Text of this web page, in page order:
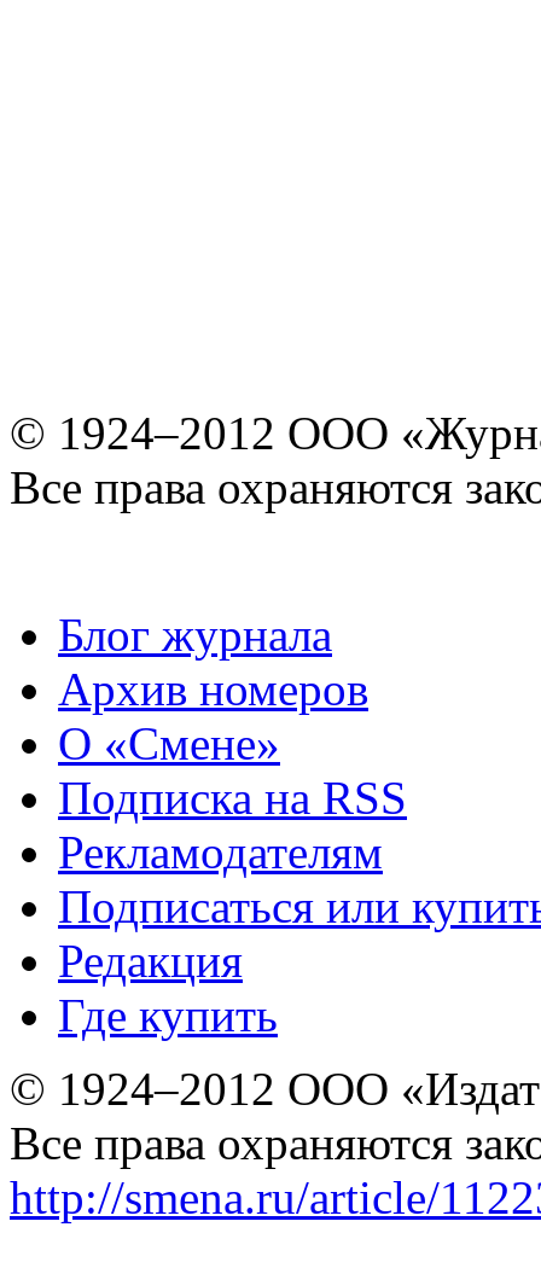
© 1924–2012 ООО
Все права охраняются
Блог журнала
Архив номеров
О «Смене»
Подписка на RSS
Рекламодателям
Подписаться или
Редакция
Где купить
© 1924–2012 ООО
Все права охраняются
http://smena.ru/article/